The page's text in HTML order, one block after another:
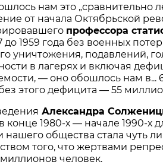
нам это „сравнительно
от начала Октябрьской
профессора
до 1959 года без военных
уничтожения, подавлений,
в лагерях и включая
— оно обошлось нам в...
этого дефицита — 55
Александра
конце 1980-х — начале 1990-х
общества стала чуть
того, что жертвами
человек.